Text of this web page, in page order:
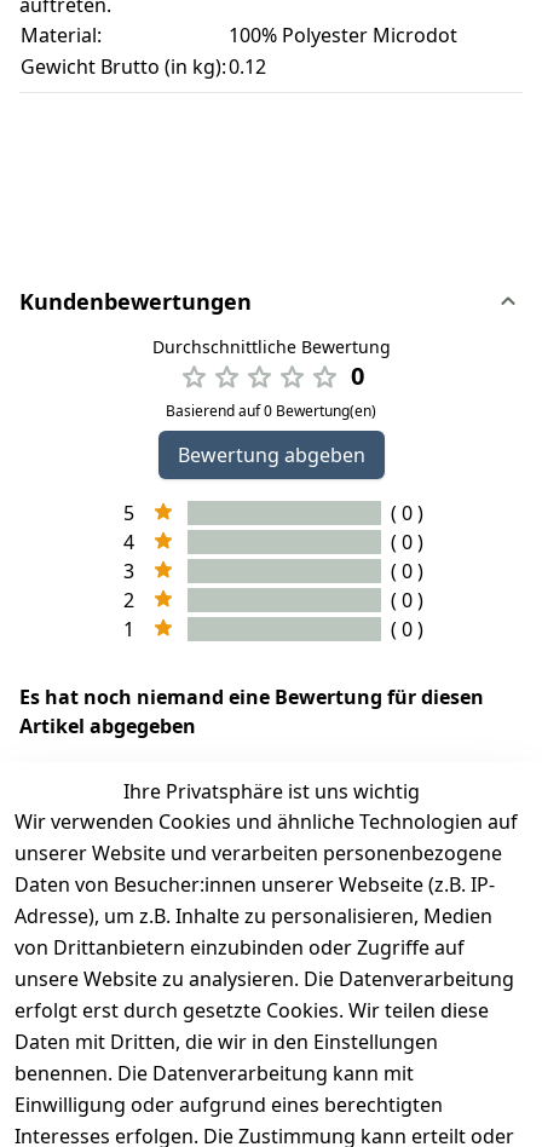
Material:
100% Polyester Microdot
Gewicht Brutto (in kg):0.12
Kundenbewertungen
Durchschnittliche Bewertung
0
Basierend auf 0 Bewertung(en)
Bewertung abgeben
5
( 0 )
4
( 0 )
3
( 0 )
2
( 0 )
1
( 0 )
Es hat noch niemand eine Bewertung für diesen
Artikel abgegeben
EU-Verantwortliche Person - klicken Sie für Details
Ihre Privatsphäre ist uns wichtig
Wir verwenden Cookies und ähnliche Technologien auf
unserer Website und verarbeiten personenbezogene
Daten von Besucher:innen unserer Webseite (z.B. IP-
Adresse), um z.B. Inhalte zu personalisieren, Medien
von Drittanbietern einzubinden oder Zugriffe auf
unsere Website zu analysieren. Die Datenverarbeitung
erfolgt erst durch gesetzte Cookies. Wir teilen diese
Daten mit Dritten, die wir in den Einstellungen
benennen. Die Datenverarbeitung kann mit
Einwilligung oder aufgrund eines berechtigten
Interesses erfolgen. Die Zustimmung kann erteilt oder